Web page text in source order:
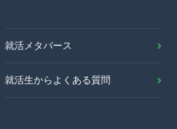
就活メタバース
就活生からよくある質問